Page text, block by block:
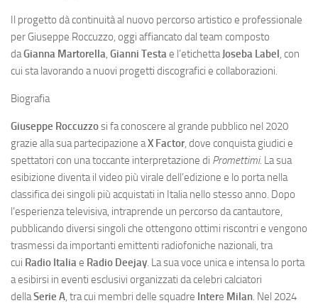
Il progetto dà continuità al nuovo percorso artistico e professionale
per Giuseppe Roccuzzo, oggi affiancato dal team composto
daGianna Martorella, Gianni Testae l’etichettaJoseba Label, con
cui sta lavorando a nuovi progetti discografici e collaborazioni.
Biografia
Giuseppe Roccuzzosi fa conoscere al grande pubblico nel 2020
grazie alla sua partecipazione aX Factor, dove conquista giudici e
spettatori con una toccante interpretazione di Promettimi. La sua
esibizione diventa il video più virale dell’edizione e lo porta nella
classifica dei singoli più acquistati in Italia nello stesso anno. Dopo
l’esperienza televisiva, intraprende un percorso da cantautore,
pubblicando diversi singoli che ottengono ottimi riscontri e vengono
trasmessi da importanti emittenti radiofoniche nazionali, tra
cui Radio Italiae Radio Deejay. La sua voce unica e intensa lo porta
a esibirsi in eventi esclusivi organizzati da celebri calciatori
dellaSerie A, tra cui membri delle squadre Intere Milan. Nel 2024